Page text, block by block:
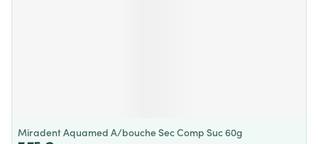
Miradent Aquamed A/bouche Sec Comp Suc 60g